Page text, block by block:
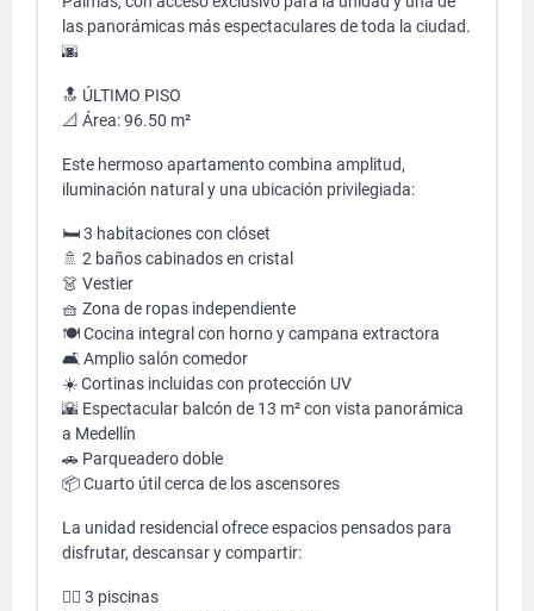
las panorámicas más espectaculares de toda la ciudad.
🌆
🔝 ÚLTIMO PISO
📐 Área: 96.50 m²
Este hermoso apartamento combina amplitud,
iluminación natural y una ubicación privilegiada:
🛏️ 3 habitaciones con clóset
🚿 2 baños cabinados en cristal
👗 Vestier
🧺 Zona de ropas independiente
🍽️ Cocina integral con horno y campana extractora
🛋️ Amplio salón comedor
☀️ Cortinas incluidas con protección UV
🌇 Espectacular balcón de 13 m² con vista panorámica
a Medellín
🚗 Parqueadero doble
📦 Cuarto útil cerca de los ascensores
La unidad residencial ofrece espacios pensados para
disfrutar, descansar y compartir:
🏊‍♂️ 3 piscinas